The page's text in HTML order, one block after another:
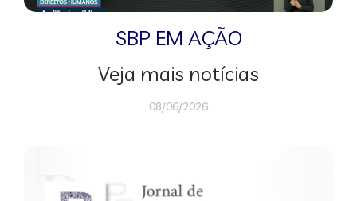
SBP EM AÇÃO
Veja mais notícias
08/06/2026